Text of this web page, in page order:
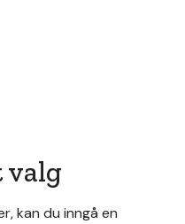
valg
kan du inngå en